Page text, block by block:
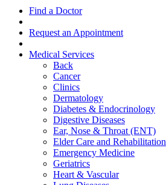
Find a Doctor
Request an Appointment
Medical Services
Back
Cancer
Clinics
Dermatology
Diabetes & Endocrinology
Digestive Diseases
Ear, Nose & Throat (ENT)
Elder Care and Rehabilitation
Emergency Medicine
Geriatrics
Heart & Vascular